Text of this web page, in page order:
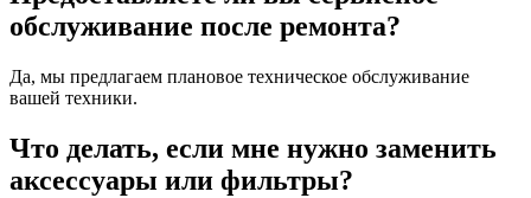
обслуживание после ремонта?
Да, мы предлагаем плановое техническое обслуживание
вашей техники.
Что делать, если мне нужно заменить
аксессуары или фильтры?